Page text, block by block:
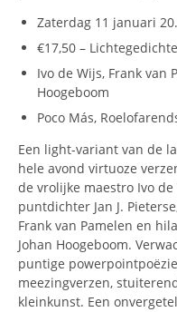
Zaterdag 11 januari
€17,50 –
Ivo de Wijs, Frank van
Hoogeboom
Poco Más,
Een light-variant van de
hele avond virtuoze
de vrolijke maestro Ivo
puntdichter Jan J.
Frank van Pamelen en
Johan Hoogeboom.
puntige
meezingverzen,
kleinkunst. Een